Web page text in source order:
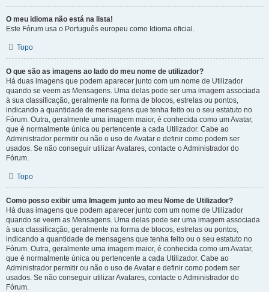
O meu idioma não está na lista!
Este Fórum usa o Português europeu como Idioma oficial.
Topo
O que são as imagens ao lado do meu nome de utilizador?
Há duas imagens que podem aparecer junto com um nome de Utilizador
quando se veem as Mensagens. Uma delas pode ser uma imagem associada
à sua classificação, geralmente na forma de blocos, estrelas ou pontos,
indicando a quantidade de mensagens que tenha feito ou o seu estatuto no
Fórum. Outra, geralmente uma imagem maior, é conhecida como um Avatar,
que é normalmente única ou pertencente a cada Utilizador. Cabe ao
Administrador permitir ou não o uso de Avatar e definir como podem ser
usados. Se não conseguir utilizar Avatares, contacte o Administrador do
Fórum.
Topo
Como posso exibir uma Imagem junto ao meu Nome de Utilizador?
Há duas imagens que podem aparecer junto com um nome de Utilizador
quando se veem as Mensagens. Uma delas pode ser uma imagem associada
à sua classificação, geralmente na forma de blocos, estrelas ou pontos,
indicando a quantidade de mensagens que tenha feito ou o seu estatuto no
Fórum. Outra, geralmente uma imagem maior, é conhecida como um Avatar,
que é normalmente única ou pertencente a cada Utilizador. Cabe ao
Administrador permitir ou não o uso de Avatar e definir como podem ser
usados. Se não conseguir utilizar Avatares, contacte o Administrador do
Fórum.